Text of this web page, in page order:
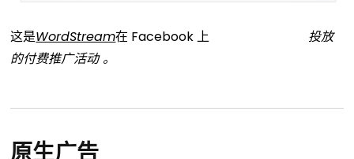
这是WordStream在 Facebook 上 投放
的付费推广活动。
原生广告